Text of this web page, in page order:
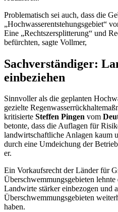
Problematisch sei auch, dass die
„Hochwasserentstehungsgebiet“
Eine „Rechtszersplitterung“ und
befürchten, sagte Vollmer,
Sachverständiger:
einbeziehen
Sinnvoller als die geplanten
gezielte
kritisierte Steffen Pingen vom
betonte, dass die Auflagen für
landwirtschaftliche Anlagen kaum
durch eine Umdeichung der
er.
Ein Vorkaufsrecht der Länder für
Überschwemmungsgebieten lehnte
Landwirte stärker einbezogen und
Überschwemmungsgebieten
haben.